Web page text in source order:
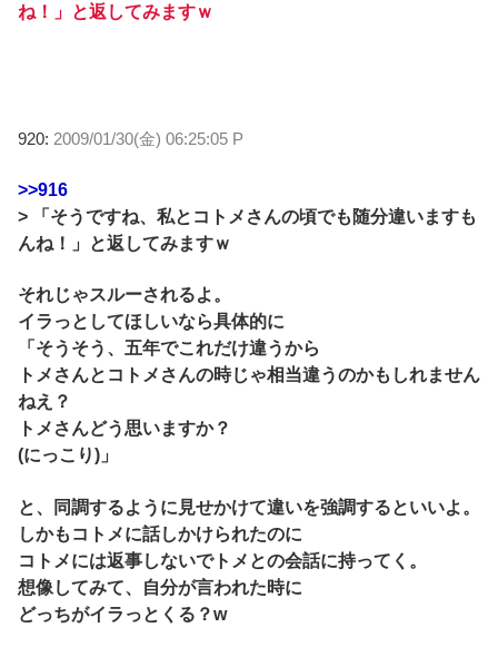
ね！」と返してみますｗ
920: 2009/01/30(金) 06:25:05 P
>>916
> 「そうですね、私とコトメさんの頃でも随分違いますも
んね！」と返してみますｗ
それじゃスルーされるよ。
イラっとしてほしいなら具体的に
「そうそう、五年でこれだけ違うから
トメさんとコトメさんの時じゃ相当違うのかもしれません
ねえ？
トメさんどう思いますか？
(にっこり)」
と、同調するように見せかけて違いを強調するといいよ。
しかもコトメに話しかけられたのに
コトメには返事しないでトメとの会話に持ってく。
想像してみて、自分が言われた時に
どっちがイラっとくる？w